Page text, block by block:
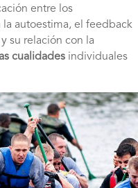
entre los
autoestima, el feedback
su relación con la
cualidades individuales